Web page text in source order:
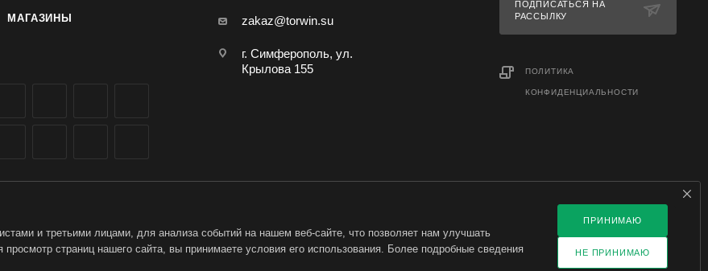
МАГАЗИНЫ zakaz@torwin.su
г. Симферополь, ул.
Крылова 155
ПОДПИСАТЬСЯ НА
РАССЫЛКУ
ПОЛИТИКА
КОНФИДЕНЦИАЛЬНОСТИ
и третьими лицами, для анализа событий на нашем веб-сайте, что позволяет нам улучшать
страниц нашего сайта, вы принимаете условия его использования. Более подробные сведения
ПРИНИМАЮ
НЕ ПРИНИМАЮ